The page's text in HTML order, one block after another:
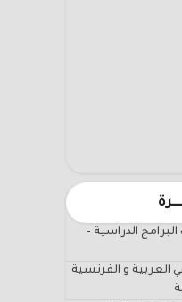
الدراسية –
العربية و الفرنسية